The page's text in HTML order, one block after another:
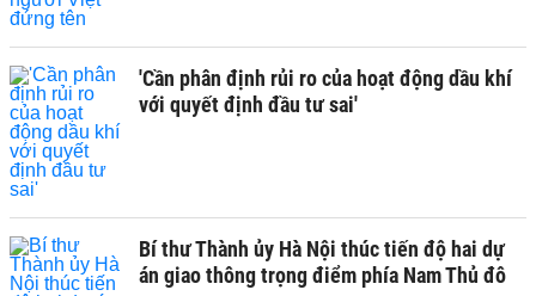
'Cần phân định rủi ro của hoạt động dầu khí
với quyết định đầu tư sai'
Bí thư Thành ủy Hà Nội thúc tiến độ hai dự
án giao thông trọng điểm phía Nam Thủ đô